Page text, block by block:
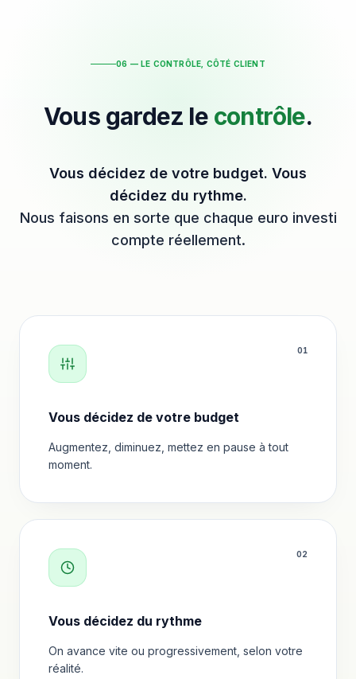
06 — LE CONTRÔLE, CÔTÉ CLIENT
Vous gardez le contrôle.
Vous décidez de votre budget. Vous
décidez du rythme.
Nous faisons en sorte que chaque euro investi
compte réellement.
01
Vous décidez de votre budget
Augmentez, diminuez, mettez en pause à tout
moment.
02
Vous décidez du rythme
On avance vite ou progressivement, selon votre
réalité.